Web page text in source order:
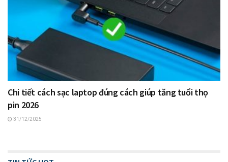
Chi tiết cách sạc laptop đúng cách giúp tăng tuổi thọ
pin 2026
31/12/2025